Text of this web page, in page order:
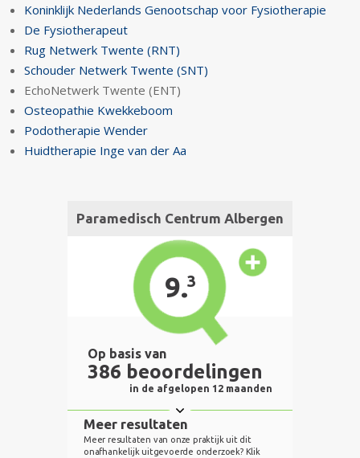
Koninklijk Nederlands Genootschap voor Fysiotherapie
De Fysiotherapeut
Rug Netwerk Twente (RNT)
Schouder Netwerk Twente (SNT)
EchoNetwerk Twente (ENT)
Osteopathie Kwekkeboom
Podotherapie Wender
Huidtherapie Inge van der Aa